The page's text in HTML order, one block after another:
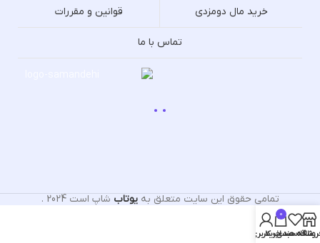
خرید مال دومزدی قوانین و مقررات
تماس با ما
تمامی حقوق این سایت متعلق بهیوتاب شاپ است 2024
.
علاقه مندی
0
سبد خرید
حساب کاربری من